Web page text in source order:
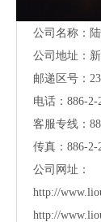
公司名称：
公司地址：
邮递区号：
电话：886-2-
客服专线：
传真：886-2-
公司网址：
http://
http://